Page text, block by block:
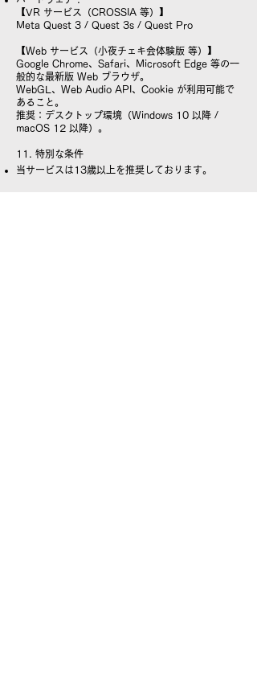
【VR サービス（CROSSIA 等）】
Meta Quest 3 / Quest 3s / Quest Pro
【Web サービス（小夜チェキ会体験版 等）】
Google Chrome、Safari、Microsoft Edge 等の一
般的な最新版 Web ブラウザ。
WebGL、Web Audio API、Cookie が利用可能で
あること。
推奨：デスクトップ環境（Windows 10 以降 /
macOS 12 以降）。
11. 特別な条件
当サービスは13歳以上を推奨しております。